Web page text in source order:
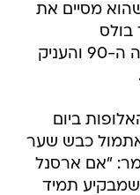
מסיים את
בולס
האמריקאית, כבש שער ניצחון בדקה ה-90 והעניק
ביום
כבש שער
ואמר: "אם ארסנל
שמבקיע תמיד